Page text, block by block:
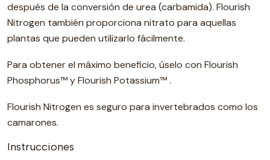
después de la conversión de urea (carbamida). Flourish
Nitrogen también proporciona nitrato para aquellas
plantas que pueden utilizarlo fácilmente.
Para obtener el máximo beneficio, úselo con Flourish
Phosphorus™ y Flourish Potassium™ .
Flourish Nitrogen es seguro para invertebrados como los
camarones.
Instrucciones